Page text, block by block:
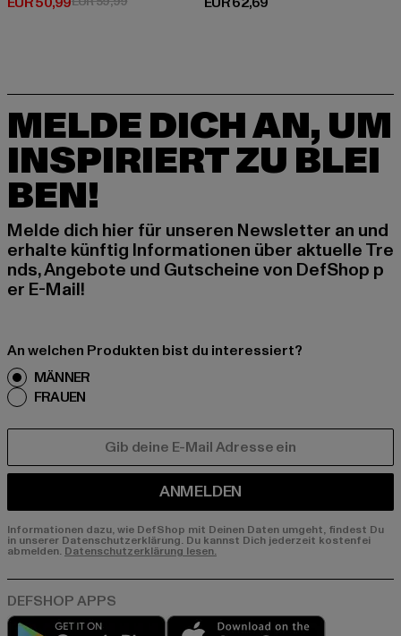
MELDE DICH AN, UM
INSPIRIERT ZU BLEI
BEN!
Melde dich hier für unseren Newsletter an und
erhalte künftig Informationen über aktuelle Tre
nds, Angebote und Gutscheine von DefShop p
er E-Mail!
An welchen Produkten bist du interessiert?
MÄNNER
FRAUEN
ANMELDEN
Informationen dazu, wie DefShop mit Deinen Daten umgeht, findest Du
in unserer Datenschutzerklärung. Du kannst Dich jederzeit kostenfei
abmelden. Datenschutzerklärung lesen.
Play market